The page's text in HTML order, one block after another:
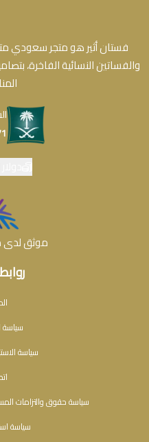
سياسة
سياسة حقوق والتزامات
سياسة
فستان أثير هو متجر سعودي
والفساتين النسائية الفاخرة،
موثق لدى